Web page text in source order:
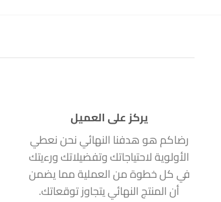
يركز على العميل
رضاكم هو هدفنا النهائي نحن نعطي
الأولوية لاحتياجاتك وتفضيلاتك ورءيتك
في كل خطوة من العملية مما يضمن
أن المنتج النهائي يتجاوز توقعاتك.